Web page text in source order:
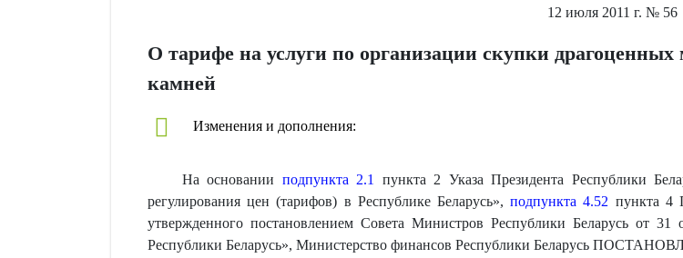
12 июля 2011 г. № 56
О тарифе на услуги по организации скупки драгоценных
камней
Изменения и дополнения:
На основании подпункта 2.1
пункта 2 Указа Президента Республики
регулирования цен (тарифов) в Республике Беларусь»,подпункта 4.52 пункта 4
утвержденного постановлением Совета Министров Республики Беларусь от
Республики Беларусь», Министерство финансов Республики Беларусь